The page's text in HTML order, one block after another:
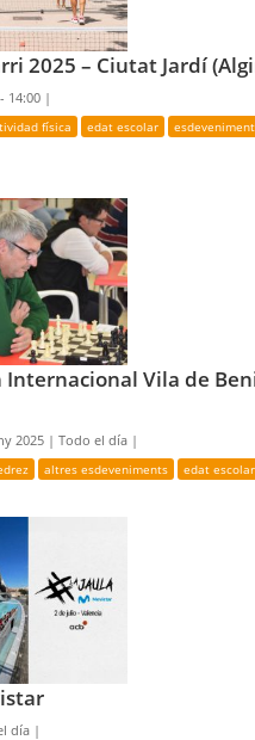
2025 – Ciutat Jardí
14:00 |
física edat escolar
Internacional Vila de
2025 |Todo el día |
altres esdeveniments edat escolar
día |